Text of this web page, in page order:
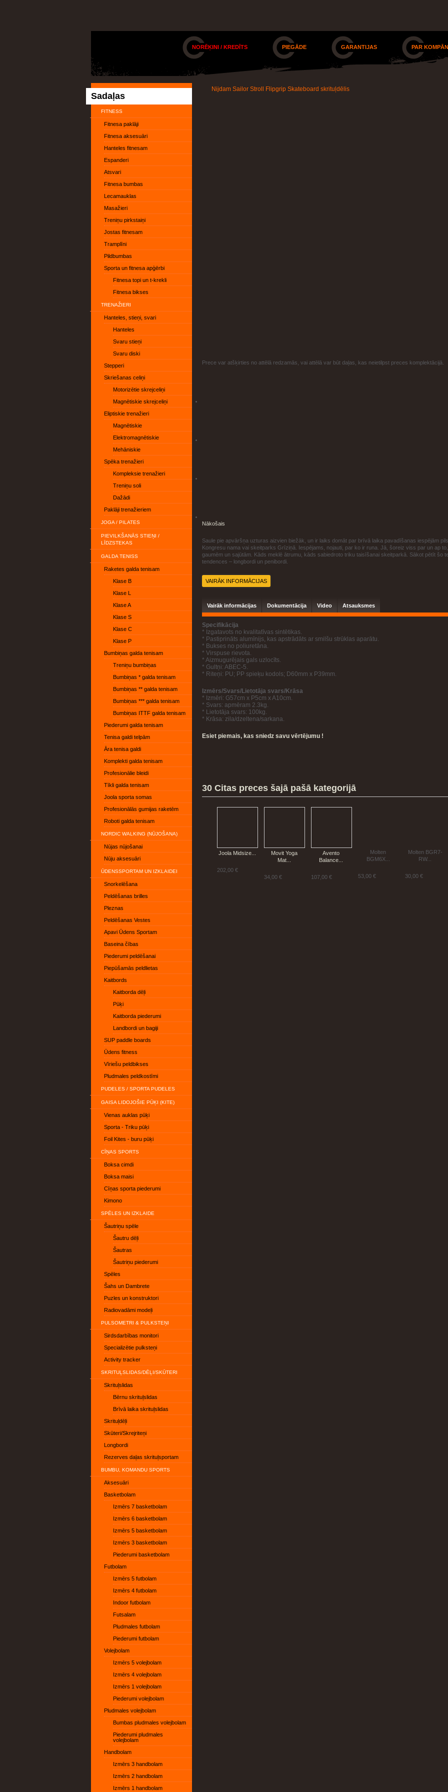
NORĒĶINI / KREDĪTS PIEGĀDE GARANTIJAS PAR
Sadaļas
FITNESS
Fitnesa paklāji
Fitnesa aksesuāri
Hanteles fitnesam
Espanderi
Atsvari
Fitnesa bumbas
Lecamauklas
Masažieri
Treniņu pirkstaiņi
Jostas fitnesam
Tramplīni
Pildbumbas
Sporta un fitnesa apģērbi
Fitnesa topi un t-krekli
Fitnesa bikses
TRENAŽIERI
Hanteles, stieņi, svari
Hanteles
Svaru stieņi
Svaru diski
Stepperi
Skriešanas celiņi
Motorizētie skrejceliņi
Magnētiskie skrejceliņi
Eliptiskie trenažieri
Magnētiskie
Elektromagnētiskie
Mehāniskie
Spēka trenažieri
Kompleksie trenažieri
Treniņu soli
Dažādi
Paklāji trenažieriem
JOGA / PILATES
PIEVILKŠANĀS STIEŅI /
LĪDZSTEKAS
GALDA TENISS
Raketes galda tenisam
Klase B
Klase L
Klase A
Klase S
Klase C
Klase P
Bumbiņas galda tenisam
Treniņu bumbiņas
Bumbiņas * galda tenisam
Bumbiņas ** galda tenisam
Bumbiņas *** galda tenisam
Bumbiņas ITTF galda tenisam
Piederumi galda tenisam
Tenisa galdi telpām
Āra tenisa galdi
Komplekti galda tenisam
Profesionālie bleidi
Tīkli galda tenisam
Joola sporta somas
Profesionālās gumijas raketēm
Roboti galda tenisam
NORDIC WALKING (NŪJOŠANA)
Nūjas nūjošanai
Nūju aksesuāri
ŪDENSSPORTAM UN IZKLAIDEI
Snorkelēšana
Peldēšanas brilles
Pleznas
Peldēšanas Vestes
Apavi Ūdens Sportam
Baseina čības
Piederumi peldēšanai
Piepūšamās peldlietas
Kaitbords
Kaitborda dēļi
Pūķi
Kaitborda piederumi
Landbordi un bagiji
SUP paddle boards
Ūdens fitness
Vīriešu peldbikses
Pludmales peldkostīmi
PUDELES / SPORTA PUDELES
GAISA LIDOJOŠIE PŪĶI (KITE)
Vienas auklas pūķi
Sporta - Triku pūķi
Foil Kites - buru pūķi
CĪŅAS SPORTS
Boksa cimdi
Boksa maisi
Cīņas sporta piederumi
Kimono
SPĒLES UN IZKLAIDE
Šautriņu spēle
Šautru dēļi
Šautras
Šautriņu piederumi
Spēles
Šahs un Dambrete
Puzles un konstruktori
Radiovadāmi modeļi
PULSOMETRI & PULKSTEŅI
Sirdsdarbības monitori
Specializētie pulksteņi
Activity tracker
SKRITUĻSLIDAS/DĒĻI/SKŪTERI
Skrituļslidas
Bērnu skrituļslidas
Brīvā laika skrituļslidas
Skrituļdēļi
Skūteri/Skrejriteņi
Longbordi
Rezerves daļas skrituļsportam
BUMBU, KOMANDU SPORTS
Aksesuāri
Basketbolam
Izmērs 7 basketbolam
Izmērs 6 basketbolam
Izmērs 5 basketbolam
Izmērs 3 basketbolam
Piederumi basketbolam
Futbolam
Izmērs 5 futbolam
Izmērs 4 futbolam
Indoor futbolam
Futsalam
Pludmales futbolam
Piederumi futbolam
Volejbolam
Izmērs 5 volejbolam
Izmērs 4 volejbolam
Izmērs 1 volejbolam
Piederumi volejbolam
Pludmales volejbolam
Bumbas pludmales volejbolam
Piederumi pludmales
volejbolam
Handbolam
Izmērs 3 handbolam
Izmērs 2 handbolam
Izmērs 1 handbolam
Nijdam Sailor Stroll Flipgrip Skateboard skrituļdēlis
Prece var atšķirties no attēlā redzamās, vai attēlā var būt daļas, kas neietilpst preces komplektācijā.
Nākošais
Saule pie apvāršņa uzturas aizvien biežāk, un ir laiks domāt par brīvā laika pavadīšanas iespējām
Kongresu nama vai skeitparks Grīziņā. Iespējams, nojauti, par ko ir runa. Jā, šoreiz viss par un ap
gaumēm un sajūtām. Kāds meklē ātrumu, kāds sabiedroto triku taisīšanai skeitparkā. Sākot pētīt šo
tendences – longbordi un penibordi.
VAIRĀK INFORMĀCIJAS
Vairāk informācijas Dokumentācija Video Atsauksmes
Specifikācija
* Izgatavots no kvalitatīvas sintētikas.
* Pastiprināts alumīnijs, kas apstrādāts ar smilšu strūklas aparātu.
* Bukses no poliuretāna.
* Virspuse rievota.
* Aizmugurējais gals uzlocīts.
* Gultņi: ABEC-5.
* Riteņi: PU; PP spieķu kodols; D60mm x P39mm.
Izmērs/Svars/Lietotāja svars/Krāsa
* Izmēri: G57cm x P5cm x A10cm.
* Svars: apmēram 2.3kg.
* Lietotāja svars: 100kg.
* Krāsa: zila/dzeltena/sarkana.
Esiet piemais, kas sniedz savu vērtējumu !
30 Citas preces šajā pašā kategorijā
Joola Midsize...
202,00 €
Movit Yoga
Mat...
34,00 €
Avento
Balance...
107,00 €
Molten
BGM6X...
53,00 €
Molten BGR7-
RW...
30,00 €